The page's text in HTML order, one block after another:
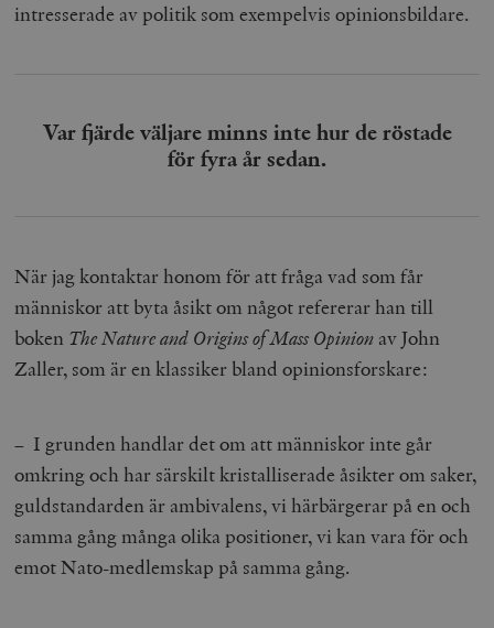
intresserade av politik som exempelvis opinionsbildare.
Var fjärde väljare minns inte hur de röstade
för fyra år sedan.
När jag kontaktar honom för att fråga vad som får
människor att byta åsikt om något refererar han till
boken The Nature and Origins of Mass Opinion av John
Zaller, som är en klassiker bland opinionsforskare:
– I grunden handlar det om att människor inte går
omkring och har särskilt kristalliserade åsikter om saker,
guldstandarden är ambivalens, vi härbärgerar på en och
samma gång många olika positioner, vi kan vara för och
emot Nato-medlemskap på samma gång.